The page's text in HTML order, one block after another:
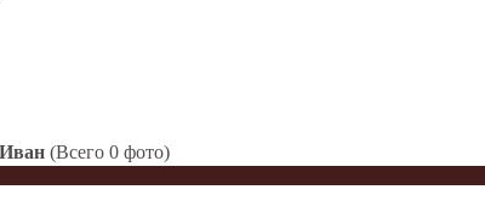
(Всего 0 фото)